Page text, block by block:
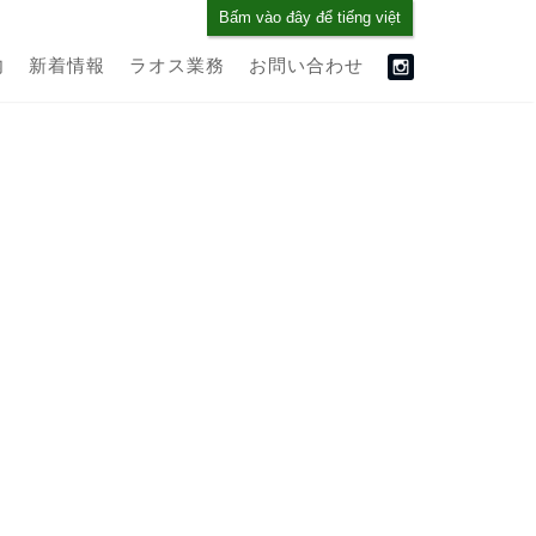
Bấm vào đây để tiếng việt
新着情報 ラオス業務 お問い合わせ